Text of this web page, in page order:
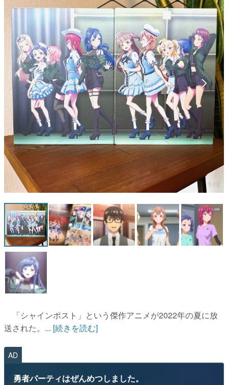
なんでゲームは面白い？
ゲーム開発者・hamatsu氏がゲームの魅力を画面や操作の
具体的な形から解き明かしていく、硬派で骨太な評論連載
です。
ゲームが変えた日本語
「経験値」「裏技」「ラスボス」… ゲームにまつわる言葉
の起源や用法の変遷を、コンピューター文化史研究家・タ
イニーP氏が徹底調査。
カテゴリ
特集記事
マンガ
女性向け
アプリレビュー
その他
電ファミニコゲーマーとは？
運営：株式会社マレ
1 / 6
「シャインポスト」という傑作アニメが2022年の夏に放
送された。... [続きを読む]
AD
勇者パーティはぜんめつしました。